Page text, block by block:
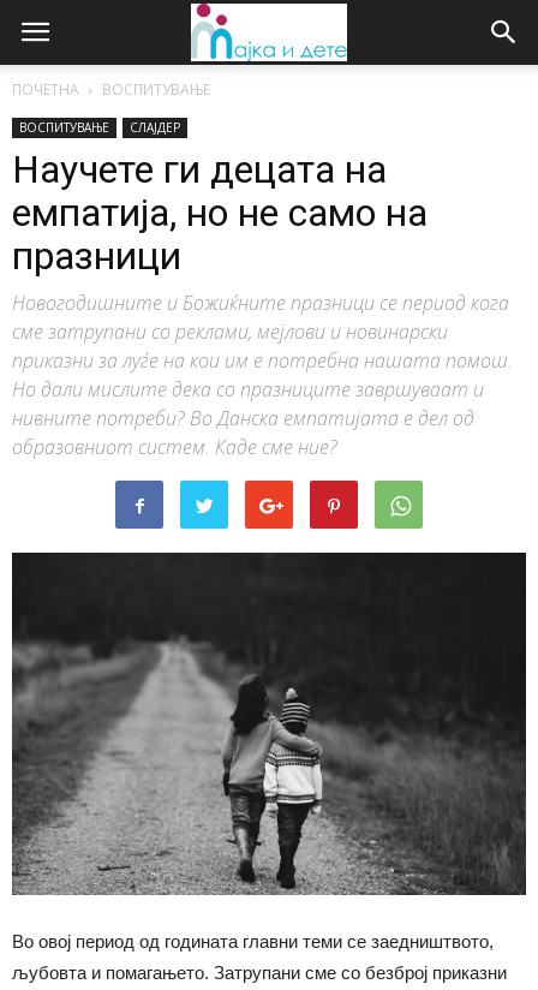
ПОЧЕТНА ВОСПИТУВАЊЕ
ВОСПИТУВАЊЕ СЛАЈДЕР
Научете ги децата на
емпатија, но не само на
празници
Новогодишните и Божиќните празници се период кога
сме затрупани со реклами, мејлови и новинарски
приказни за луѓе на кои им е потребна нашата помош.
Но дали мислите дека со празниците завршуваат и
нивните потреби? Во Данска емпатијата е дел од
образовниот систем. Каде сме ние?
Во овој период од годината главни теми се заедништвото,
љубовта и помагањето. Затрупани сме со безброј приказни